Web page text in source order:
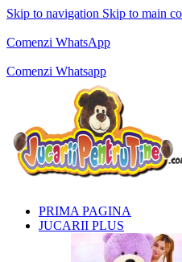
Skip to navigation Skip to main
Comenzi WhatsApp
Comenzi Whatsapp
PRIMA PAGINA
JUCARII PLUS